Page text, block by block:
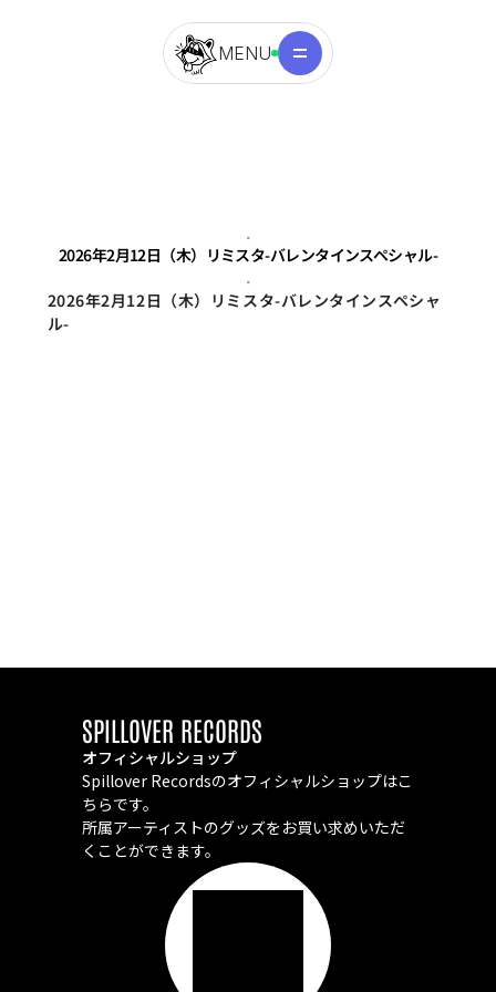
MENU
.
2026年2月12日（木）リミスタ-バレンタインスペシャル-
.
2026年2月12日（木）リミスタ-バレンタインスペシャ
ル-
SPILLOVER RECORDS
オフィシャルショップ
Spillover Recordsのオフィシャルショップはこ
ちらです。
所属アーティストのグッズをお買い求めいただ
くことができます。